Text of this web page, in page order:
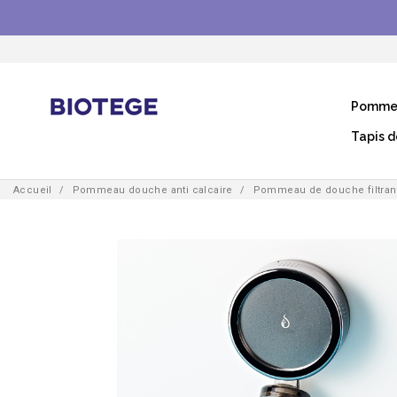
Tapis
Accueil Pommeau douche anti calcaire Pommeau de douche